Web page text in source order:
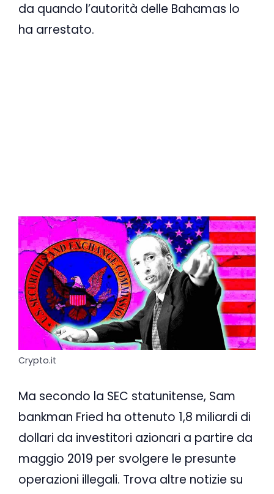
da quando l’autorità delle Bahamas lo
ha arrestato.
Crypto.it
Ma secondo la SEC statunitense, Sam
bankman Fried ha ottenuto 1,8 miliardi di
dollari da investitori azionari a partire da
maggio 2019 per svolgere le presunte
operazioni illegali. Trova altre notizie su